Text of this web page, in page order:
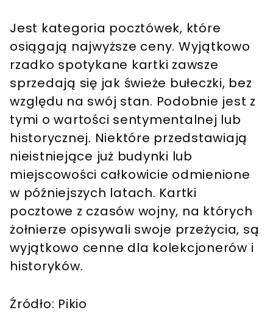
Jest kategoria pocztówek, które
osiągają najwyższe ceny. Wyjątkowo
rzadko spotykane kartki zawsze
sprzedają się jak świeże bułeczki, bez
względu na swój stan. Podobnie jest z
tymi o wartości sentymentalnej lub
historycznej. Niektóre przedstawiają
nieistniejące już budynki lub
miejscowości całkowicie odmienione
w późniejszych latach. Kartki
pocztowe z czasów wojny, na których
żołnierze opisywali swoje przeżycia, są
wyjątkowo cenne dla kolekcjonerów i
historyków.
Źródło: Pikio